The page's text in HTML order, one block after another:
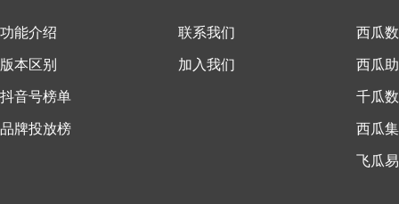
功能介绍
版本区别
抖音号榜单
品牌投放榜
联系我们
加入我们
西瓜
西瓜
千瓜
西瓜集
飞瓜